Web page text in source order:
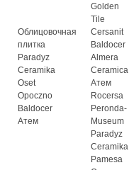
Облицовочная
плитка
Paradyz
Ceramika
Oset
Opoczno
Baldocer
Атем
Golden
Tile
Cersanit
Baldocer
Almera
Ceramica
Атем
Rocersa
Peronda-
Museum
Paradyz
Ceramika
Pamesa